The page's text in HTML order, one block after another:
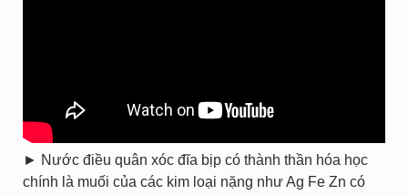
► Nước điều quân xóc đĩa bịp có thành thần hóa học
chính là muối của các kim loại nặng như Ag Fe Zn có